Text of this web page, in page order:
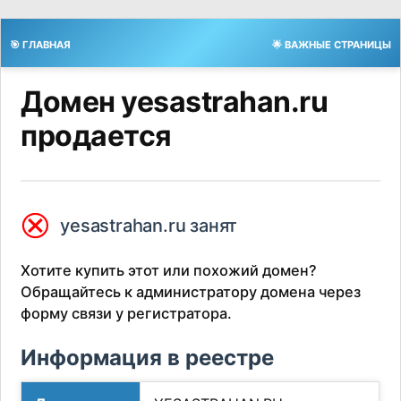
🎯 ГЛАВНАЯ 🌟 ВАЖНЫЕ СТРАНИЦЫ
Домен yesastrahan.ru
продается
⮿ yesastrahan.ru занят
Хотите купить этот или похожий домен?
Обращайтесь к администратору домена через
форму связи у регистратора.
Информация в реестре